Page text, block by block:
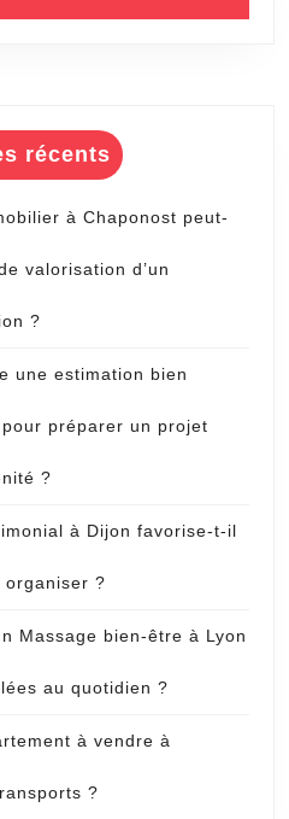
récents
à Chaponost peut-
valorisation d’un
?
une estimation bien
préparer un projet
?
à Dijon favorise-t-il
?
Massage bien-être à Lyon
au quotidien ?
à vendre à
?